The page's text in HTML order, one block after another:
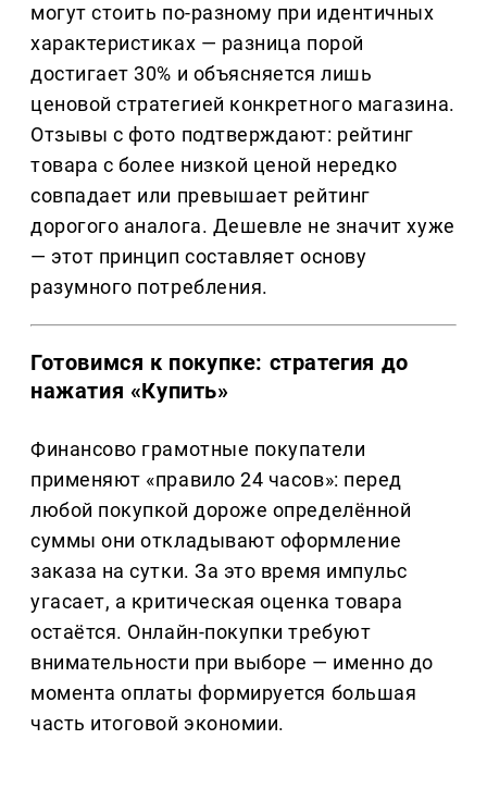
могут стоить по-разному при идентичных
характеристиках — разница порой
достигает 30% и объясняется лишь
ценовой стратегией конкретного магазина.
Отзывы с фото подтверждают: рейтинг
товара с более низкой ценой нередко
совпадает или превышает рейтинг
дорогого аналога. Дешевле не значит хуже
— этот принцип составляет основу
разумного потребления.
Готовимся к покупке: стратегия до
нажатия «Купить»
Финансово грамотные покупатели
применяют «правило 24 часов»: перед
любой покупкой дороже определённой
суммы они откладывают оформление
заказа на сутки. За это время импульс
угасает, а критическая оценка товара
остаётся. Онлайн-покупки требуют
внимательности при выборе — именно до
момента оплаты формируется большая
часть итоговой экономии.